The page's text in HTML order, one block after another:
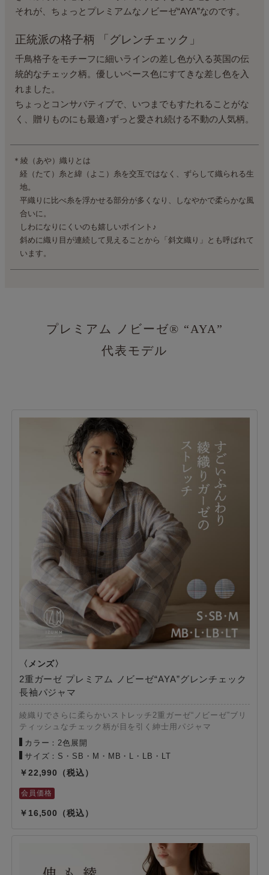
それが、ちょっとプレミアムなノビーゼ“AYA”なのです。
正統派の格子柄 「グレンチェック」
千鳥格子をモチーフに細いラインの差し色が入る英国の伝
統的なチェック柄。優しいベース色にすてきな差し色を入
れました。
ちょっとコンサバティブで、いつまでもすたれることがな
く、 贈りものにも最適♪ずっと愛され続ける不動の人気柄。
＊綾（あや）織りとは
経（たて）糸と緯（よこ）糸を交互ではなく、ずらして織られる生
地。
平織りに比べ糸を浮かせる部分が多くなり、しなやかで柔らかな風
合いに。
しわになりにくいのも嬉しいポイント♪
斜めに織り目が連続して見えることから「斜文織り」とも呼ばれて
います。
プレミアム ノビーゼ® “AYA”
代表モデル
2重ガーゼ プレミアム ノビーゼ“AYA”グレンチェック
長袖パジャマ
綾織りでさらに柔らかいストレッチ2重ガーゼ“ノビーゼ”ブリ
ティッシュなチェック柄が目を引く紳士用パジャマ
カラー：2色展開
サイズ：S・SB・M・MB・L・LB・LT
22,990
16,500